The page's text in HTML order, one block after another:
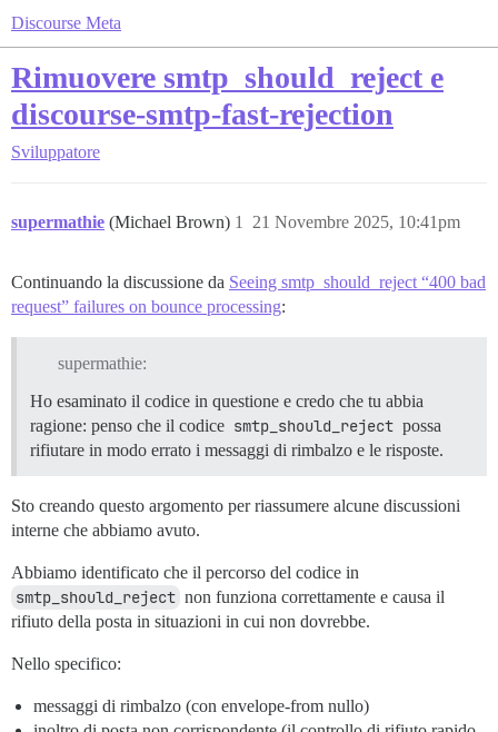
Discourse Meta
Rimuovere smtp_should_reject e
discourse-smtp-fast-rejection
Sviluppatore
supermathie (Michael Brown) 21 Novembre 2025, 10:41pm
1
Continuando la discussione da Seeing smtp_should_reject “400 bad
request” failures on bounce processing:
supermathie:
Ho esaminato il codice in questione e credo che tu abbia
ragione: penso che il codice smtp_should_reject possa
rifiutare in modo errato i messaggi di rimbalzo e le risposte.
Sto creando questo argomento per riassumere alcune discussioni
interne che abbiamo avuto.
Abbiamo identificato che il percorso del codice in
smtp_should_reject non funziona correttamente e causa il
rifiuto della posta in situazioni in cui non dovrebbe.
Nello specifico:
messaggi di rimbalzo (con envelope-from nullo)